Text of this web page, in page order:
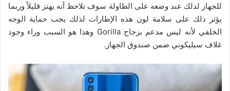
للجهاز لذلك عند وضعه على الطاولة سوف تلاحظ أنه يهتز قليلاً وربما
يؤثر ذلك على سلامة لون هذه الإطارات لذلك يجب حماية الوجه
الخلفي لأنه ليس مدعم بزجاج Gorilla وهذا هو السبب وراء وجود
غلاف سيليكوني ضمن صندوق الجهاز.